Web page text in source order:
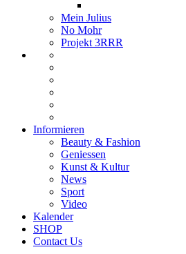
Mein Julius
No Mohr
Projekt 3RRR
Informieren
Beauty & Fashion
Geniessen
Kunst & Kultur
News
Sport
Video
Kalender
SHOP
Contact Us